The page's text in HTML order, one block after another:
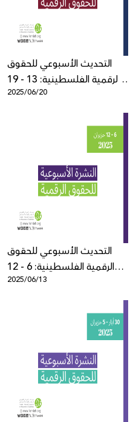
التحديث الأسبوعي للحقوق
الرقمية الفلسطينية: 13 - 19
حزيران
2025/06/20
التحديث الأسبوعي للحقوق
الرقمية الفلسطينية: 6 - 12
حزيران
2025/06/13